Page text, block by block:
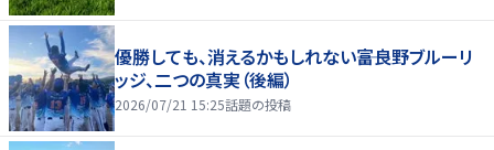
優勝しても、消えるかもしれない――富良野ブルーリ
ッジ、二つの真実（後編）
2026/07/21 15:25話題の投稿